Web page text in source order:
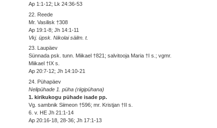
Ap 1:1-12; Lk 24:36-53
22. Reede
Mr. Vasilisk †308
Ap 19:1-8; Jh 14:1-11
Vkj. üpsk. Nikolai säilm. t.
23. Laupäev
Sünnada psk. tunn. Miikael †821; salvitooja Maria †I s.; vgmr.
Miikael †IX s.
Ap 20:7-12; Jh 14:10-21
24. Pühapäev
Nelipühade 1. püha (riigipühana)
1. kirikukogu pühade isade pp.
Vg. sambnik Siimeon †596; mr. Kristjan †II s.
6. v. HE Jh 21:1-14
Ap 20:16-18, 28-36; Jh 17:1-13